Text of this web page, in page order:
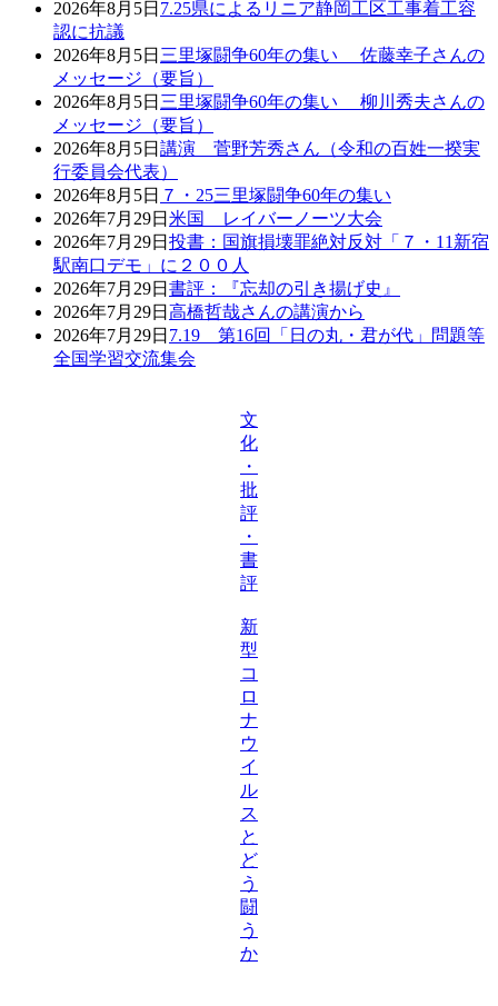
2026年8月5日 7.25県によるリニア静岡工区工事着工容
認に抗議
2026年8月5日 三里塚闘争60年の集い 佐藤幸子さんの
メッセージ（要旨）
2026年8月5日 三里塚闘争60年の集い 柳川秀夫さんの
メッセージ（要旨）
2026年8月5日 講演 菅野芳秀さん（令和の百姓一揆実
行委員会代表）
2026年8月5日 ７・25三里塚闘争60年の集い
2026年7月29日 米国 レイバーノーツ大会
2026年7月29日 投書：国旗損壊罪絶対反対「７・11新宿
駅南口デモ」に２００人
2026年7月29日 書評：『忘却の引き揚げ史』
2026年7月29日 高橋哲哉さんの講演から
2026年7月29日 7.19 第16回「日の丸・君が代」問題等
全国学習交流集会
文
化
・
批
評
・
書
評
新
型
コ
ロ
ナ
ウ
イ
ル
ス
と
ど
う
闘
う
か